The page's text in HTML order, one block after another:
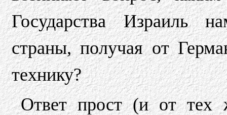
Государства Израиль
страны, получая от
технику?
Ответ прост (и от тех